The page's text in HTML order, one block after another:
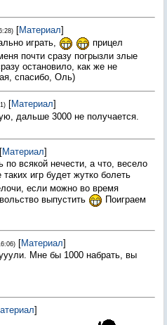
[Материал]
играть,
прицел
почти сразу погрызли злые
остановило, как же не
спасибо, Оль)
[Материал]
дальше 3000 не получается.
[Материал]
по всякой нечести, а что, весело
таких игр будет жутко болеть
если можно во время
выпустить
Поиграем
[Материал]
Мне бы 1000 набрать, вы
]